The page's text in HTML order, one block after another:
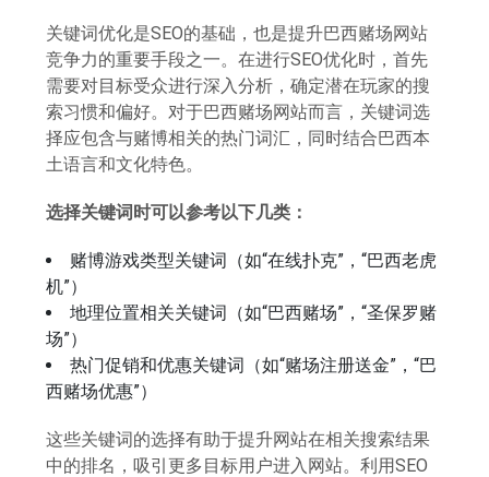
关键词优化是SEO的基础，也是提升巴西赌场网站
竞争力的重要手段之一。在进行SEO优化时，首先
需要对目标受众进行深入分析，确定潜在玩家的搜
索习惯和偏好。对于巴西赌场网站而言，关键词选
择应包含与赌博相关的热门词汇，同时结合巴西本
土语言和文化特色。
选择关键词时可以参考以下几类：
赌博游戏类型关键词（如“在线扑克”，“巴西老虎
机”）
地理位置相关关键词（如“巴西赌场”，“圣保罗赌
场”）
热门促销和优惠关键词（如“赌场注册送金”，“巴
西赌场优惠”）
这些关键词的选择有助于提升网站在相关搜索结果
中的排名，吸引更多目标用户进入网站。利用SEO